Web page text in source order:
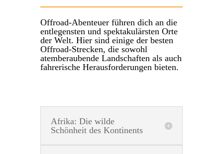
Offroad-Abenteuer führen dich an die
entlegensten und spektakulärsten Orte
der Welt. Hier sind einige der besten
Offroad-Strecken, die sowohl
atemberaubende Landschaften als auch
fahrerische Herausforderungen bieten.
Afrika: Die wilde
Schönheit des Kontinents